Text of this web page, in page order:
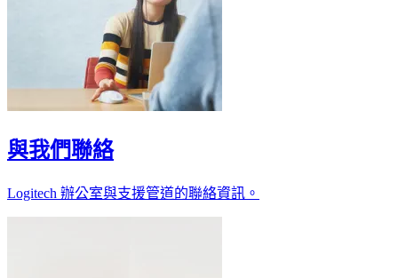
與我們聯絡
Logitech 辦公室與支援管道的聯絡資訊。